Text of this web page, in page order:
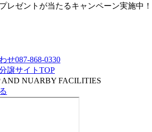
レゼントが当たるキャンペーン実施中！
せ087-868-0330
譲サイトTOP
AND NUARBY FACILITIES